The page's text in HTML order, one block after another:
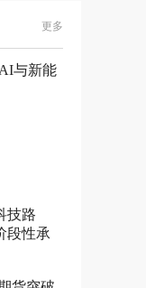
更多
与新能
技路
段性承